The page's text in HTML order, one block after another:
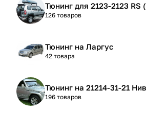
Тюнинг для 2123-
126 товаров
Тюнинг на Ларгус
42 товара
Тюнинг на 21214-31-
196 товаров